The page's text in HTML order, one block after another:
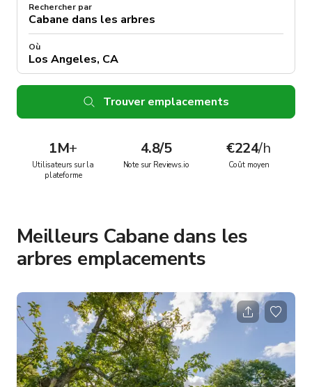
Rechercher par
Où
Trouver emplacements
1M+
Utilisateurs sur la
plateforme
4.8/5
Note sur Reviews.io
€224/h
Coût moyen
Meilleurs Cabane dans les
arbres emplacements